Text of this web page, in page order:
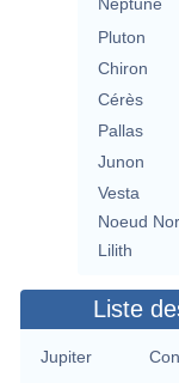
Neptune
Pluton
Chiron
Cérès
Pallas
Junon
Vesta
Noeud
Lilith
Liste
Jupiter